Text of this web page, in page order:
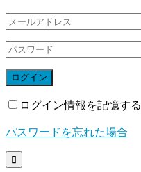
ログイン
ログイン情報を記憶する
パスワードを忘れた場合
